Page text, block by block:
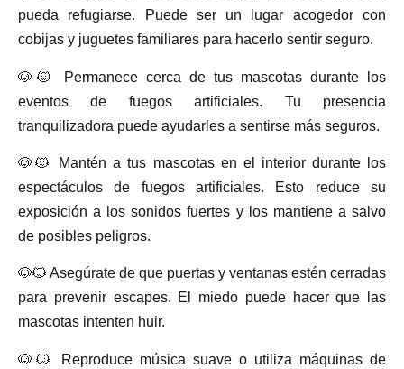
pueda refugiarse. Puede ser un lugar acogedor con
cobijas y juguetes familiares para hacerlo sentir seguro.
🐶🐱 Permanece cerca de tus mascotas durante los
eventos de fuegos artificiales. Tu presencia
tranquilizadora puede ayudarles a sentirse más seguros.
🐶🐱 Mantén a tus mascotas en el interior durante los
espectáculos de fuegos artificiales. Esto reduce su
exposición a los sonidos fuertes y los mantiene a salvo
de posibles peligros.
🐶🐱 Asegúrate de que puertas y ventanas estén cerradas
para prevenir escapes. El miedo puede hacer que las
mascotas intenten huir.
🐶🐱 Reproduce música suave o utiliza máquinas de